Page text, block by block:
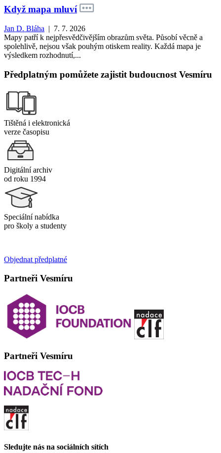
Když mapa mluví
Jan D. Bláha | 7. 7. 2026
Mapy patří k nejpřesvědčivějším obrazům světa. Působí věcně a
spolehlivě, nejsou však pouhým otiskem reality. Každá mapa je
výsledkem rozhodnutí,...
Předplatným pomůžete zajistit budoucnost Vesmíru
Tištěná i elektronická
verze časopisu
Digitální archiv
od roku 1994
Speciální nabídka
pro školy a studenty
Objednat předplatné
Partneři Vesmíru
Partneři Vesmíru
Sledujte nás na sociálních sítích